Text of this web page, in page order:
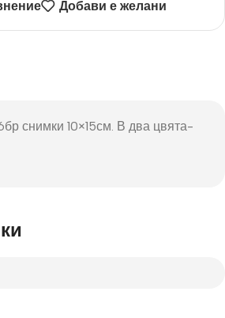
Добави е желани
снимки 10×15см. В два цвята-